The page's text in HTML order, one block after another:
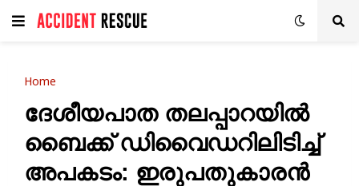
Home
ദേശീയപാത തലപ്പാറയിൽ
ബൈക്ക് ഡിവൈഡറിലിടിച്ച്
അപകടം: ഇരുപതുകാരൻ